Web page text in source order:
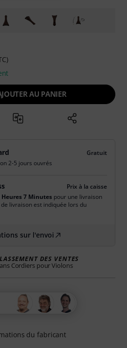
AU PANIER
Gratuit
2-5 jours ouvrés
Prix à la caisse
Heures 7 Minutes pour une livraison
livraison est indiquée lors du
sur l'envoi
DES VENTES
Cordiers pour Violons
du fabricant